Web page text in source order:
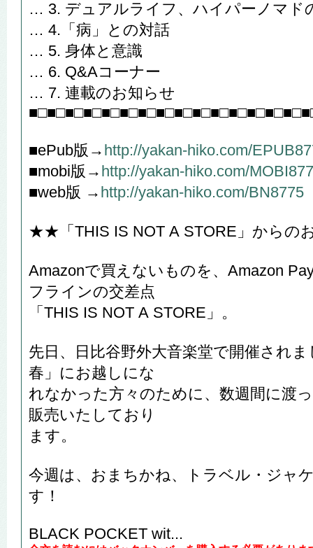
… 3. デュアルライフ、ハイパーノマド
… 4.「病」との対話
… 5. 身体と意識
… 6. Q&Aコーナー
… 7. 連載のお知らせ
■ePub版→ http://yakan-hiko.com/
■mobi版→ http://yakan-hiko.com/
■web版 → http://yakan-hiko.com/BN8775
★★「THIS IS NOT A STORE」から
Amazonで買えないものを、Amazon
フラインの交差点
「THIS IS NOT A STORE」。
先日、日比谷野外大音楽堂で開催され
春」にお越しにな
れなかった方々のために、数週間に渡
販売いたしており
ます。
今週は、おまちかね、トラベル・ジャ
す！
BLACK POCKET wit...